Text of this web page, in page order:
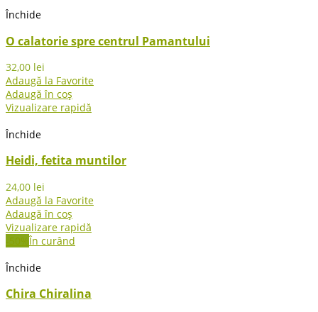
Închide
O calatorie spre centrul Pamantului
32,00 lei
Adaugă la Favorite
Adaugă în coș
Vizualizare rapidă
Închide
Heidi, fetita muntilor
24,00 lei
Adaugă la Favorite
Adaugă în coș
Vizualizare rapidă
-50% În curând
Închide
Chira Chiralina